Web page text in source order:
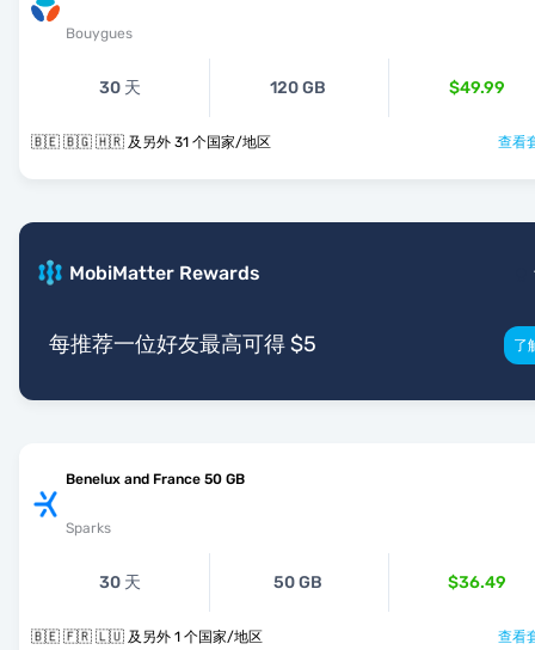
Bouygues
30 天 120 GB $49.99
🇧🇪 🇧🇬 🇭🇷 及另外 31 个国家/地区 查看
MobiMatter Rewards
每推荐一位好友最高可得 $5 了
Benelux and France 50 GB
Sparks
30 天 50 GB $36.49
🇧🇪 🇫🇷 🇱🇺 及另外 1 个国家/地区 查看